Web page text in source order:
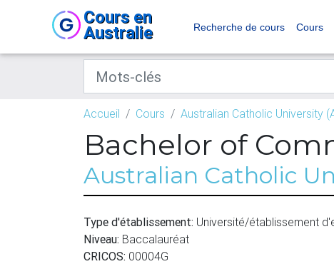
Cours en
Australie Recherche de cours Cours
Accueil Cours Australian Catholic University
Bachelor of
Australian Catholic
Type d'établissement: Université/établissement
Niveau: Baccalauréat
CRICOS: 00004G